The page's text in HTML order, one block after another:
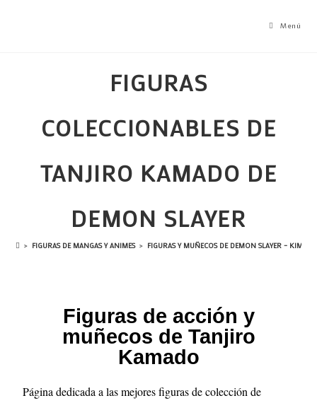
Menú
FIGURAS
COLECCIONABLES DE
TANJIRO KAMADO DE
DEMON SLAYER
> FIGURAS DE MANGAS Y ANIMES > FIGURAS Y MUÑECOS DE DEMON SLAYER –
Figuras de acción y
muñecos de Tanjiro
Kamado
Página dedicada a las mejores figuras de colección de